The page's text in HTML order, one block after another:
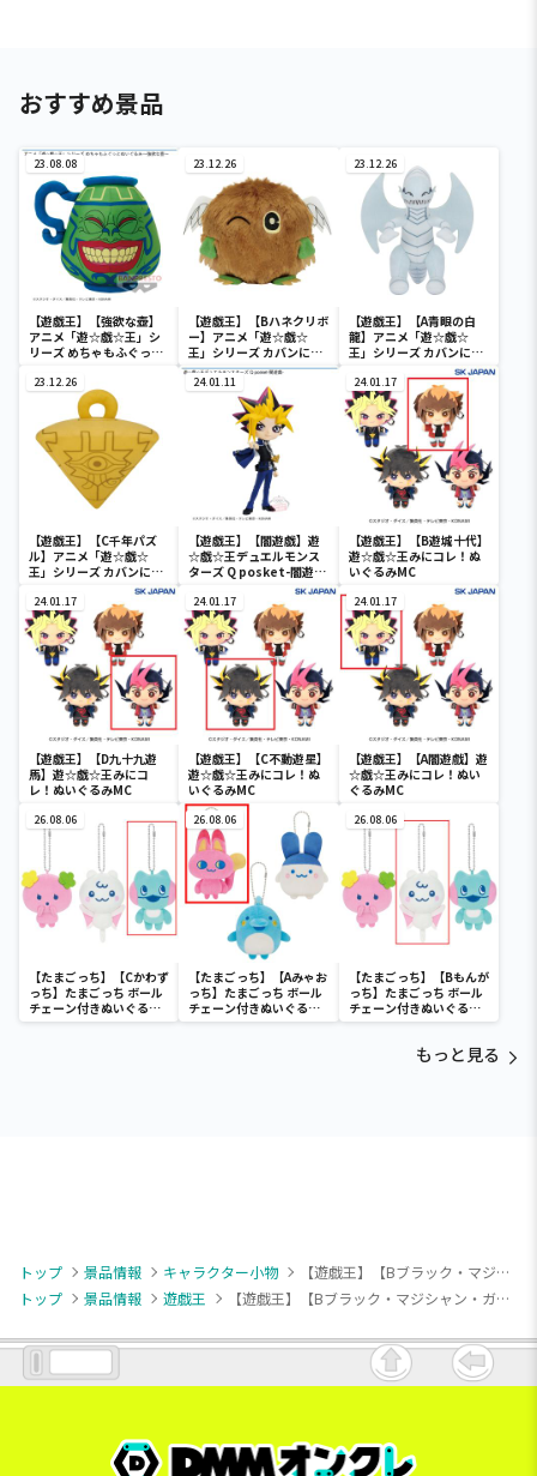
おすすめ景品
23.08.08
【遊戯王】【強欲な壺】
アニメ「遊☆戯☆王」シ
リーズ めちゃもふぐっと
23.12.26
【遊戯王】【Bハネクリボ
ー】アニメ「遊☆戯☆
王」シリーズ カバンに付
けられるぬいぐるみvol.3
23.12.26
【遊戯王】【A青眼の白
龍】アニメ「遊☆戯☆
王」シリーズ カバンに付
けられるぬいぐるみvol.3
23.12.26
【遊戯王】【C千年パズ
ル】アニメ「遊☆戯☆
王」シリーズ カバンに付
けられるぬいぐるみvol.3
24.01.11
【遊戯王】【闇遊戯】遊
☆戯☆王デュエルモンス
ターズ Q posket-闇遊
24.01.17
【遊戯王】【B遊城十代】
遊☆戯☆王みにコレ！ぬ
いぐるみMC
24.01.17
【遊戯王】【D九十九遊
馬】遊☆戯☆王みにコ
レ！ぬいぐるみMC
24.01.17
【遊戯王】【C不動遊星】
遊☆戯☆王みにコレ！ぬ
いぐるみMC
24.01.17
【遊戯王】【A闇遊戲】遊
☆戯☆王みにコレ！ぬい
ぐるみMC
26.08.06
【たまごっち】【Cかわず
っち】たまごっち ボール
チェーン付きぬいぐるみ
～Tamagotchi
26.08.06
【たまごっち】【Aみゃお
っち】たまごっち ボール
チェーン付きぬいぐるみ
～Tamagotchi
26.08.06
【たまごっち】【Bもんが
っち】たまごっち ボール
チェーン付きぬいぐるみ
～Tamagotchi
もっと見る
トップ 景品情報 キャラクター小物
【遊戯王】【Bブラック・マジシャン・ガール】遊☆戯☆王シリーズ モンスターみにコレ!ぬいぐるみMC
トップ
景品情報 遊戯王 【遊戯王】【Bブラック・マジシャン・ガール】遊☆戯☆王シリーズ モンスターみにコレ!ぬいぐるみMC